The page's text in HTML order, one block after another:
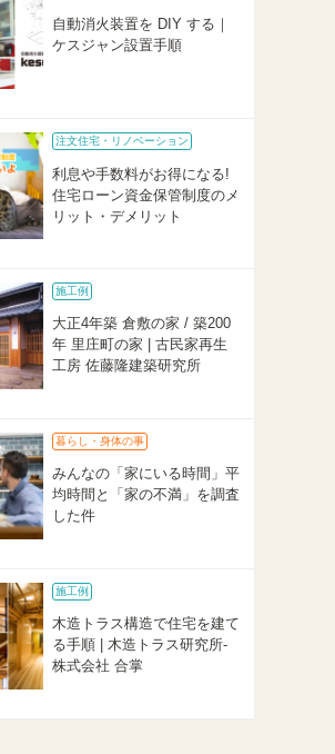
自動消火装置を DIY する｜
ケスジャン設置手順
注文住宅・リノベーション
利息や手数料がお得になる!
住宅ローン資金保管制度のメ
リット・デメリット
施工例
大正4年築 倉敷の家 / 築200
年 里庄町の家 | 古民家再生
工房 佐藤隆建築研究所
暮らし・身体の事
みんなの「家にいる時間」平
均時間と「家の不満」を調査
した件
施工例
木造トラス構造で住宅を建て
る手順 | 木造トラス研究所-
株式会社 合掌